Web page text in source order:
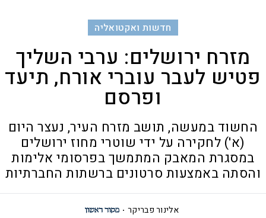
חדשות ואקטואליה
מזרח ירושלים: ערבי השליך
פטיש לעבר עוברי אורח, תיעד
ופרסם
החשוד במעשה, תושב מזרח העיר, נעצר היום
(א') לחקירה על ידי שוטרי מחוז ירושלים
במסגרת המאבק המתמשך בפרסומי אלימות
והסתה באמצעות סרטונים ברשתות החברתיות
אלינור פבריקר